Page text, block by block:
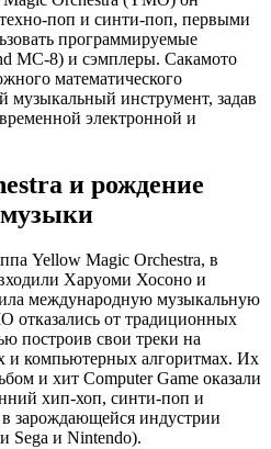
поп и синти-поп, первыми
программируемые
MC-8) и сэмплеры. Сакамото
математического
музыкальный инструмент, задав
электронной и
и рождение
Yellow Magic Orchestra, в
Харуоми Хосоно и
международную музыкальную
отказались от традиционных
построив свои треки на
и компьютерных алгоритмах. Их
и хит Computer Game оказали
хип-хоп, синти-поп и
в зарождающейся индустрии
Sega и Nintendo).